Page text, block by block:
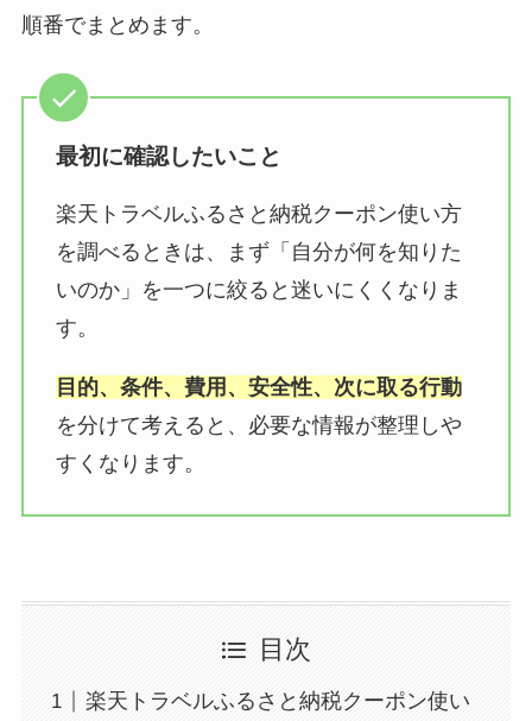
順番でまとめます。
最初に確認したいこと
楽天トラベルふるさと納税クーポン使い方
を調べるときは、まず「自分が何を知りた
いのか」を一つに絞ると迷いにくくなりま
す。
目的、条件、費用、安全性、次に取る行動
を分けて考えると、必要な情報が整理しや
すくなります。
目次
楽天トラベルふるさと納税クーポン使い